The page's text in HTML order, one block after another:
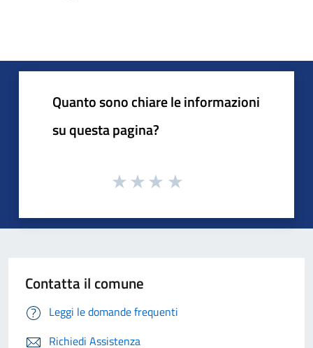
Quanto sono chiare le informazioni
su questa pagina?
Contatta il comune
Leggi le domande frequenti
Richiedi Assistenza